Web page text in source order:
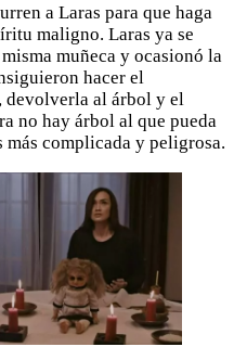
a Laras para que haga
maligno. Laras ya se
muñeca y ocasionó la
hacer el
devolverla al árbol y el
no hay árbol al que pueda
complicada y peligrosa.